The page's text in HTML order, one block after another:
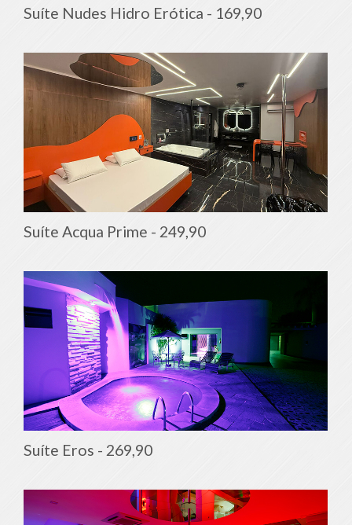
Suíte Nudes Hidro Erótica - 169,90
Suíte Acqua Prime - 249,90
Suíte Eros - 269,90